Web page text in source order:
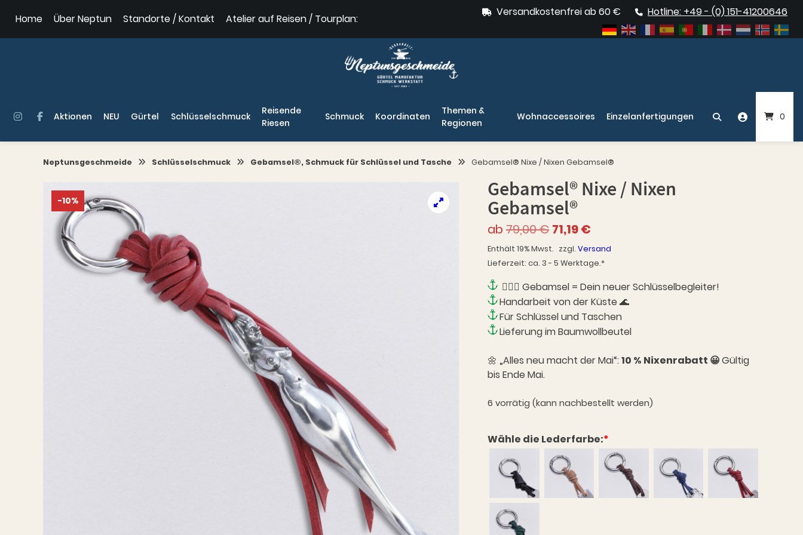
zum
Inhalt
Home Über Neptun Standorte / Kontakt Atelier auf Reisen / Tourplan:
Versandkostenfrei ab 60 € Hotline: +49 - (0) 151-41200646
Aktionen NEU Gürtel Schlüsselschmuck
Reisende
Riesen
Schmuck Koordinaten
Themen &
Regionen
Wohnaccessoires Einzelanfertigungen 0
Neptunsgeschmeide Schlüsselschmuck Gebamsel®, Schmuck für Schlüssel und Tasche Gebamsel® Nixe / Nixen Gebamsel®
-10%
Gebamsel® Nixe / Nixen
Gebamsel®
ab 79,00€ Ursprünglicher
Preis
war:
79,00 €
71,19€
Preis
ist:
71,19 €.
Enthält 19% Mwst. zzgl. Versand
Lieferzeit: ca. 3 - 5 Werktage.*
🧜🏻‍♀️ Gebamsel = Dein neuer Schlüsselbegleiter!
Handarbeit von der Küste 🌊
Für Schlüssel und Taschen
Lieferung im Baumwollbeutel
🌼 „Alles neu macht der Mai“:10 % Nixenrabatt 😀Gültig
bis Ende Mai.
6 vorrätig (kann nachbestellt werden)
Wähle die Lederfarbe:*